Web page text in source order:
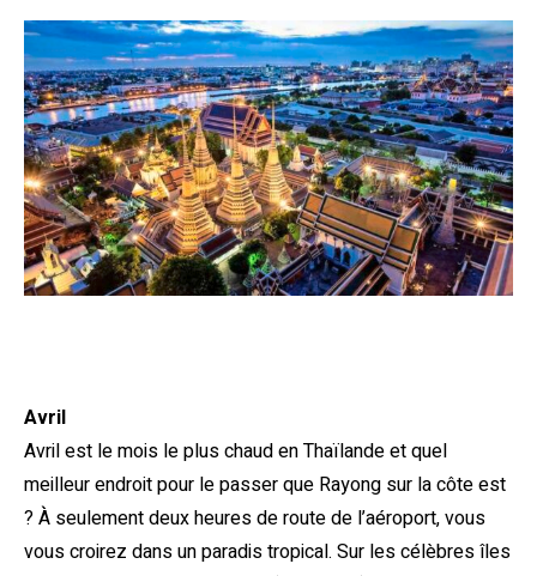
Avril
Avril est le mois le plus chaud en Thaïlande et quel
meilleur endroit pour le passer que Rayong sur la côte est
? À seulement deux heures de route de l’aéroport, vous
vous croirez dans un paradis tropical. Sur les célèbres îles